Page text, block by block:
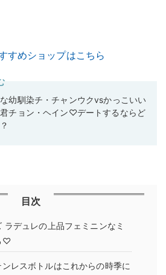
すめショップはこちら
幼馴染チ・チャンウクvsかっこいい
チョン・ヘイン♡デートするならど
目次
ラデュレの上品フェミニンなミ
♡
レスボトルはこれからの時季に